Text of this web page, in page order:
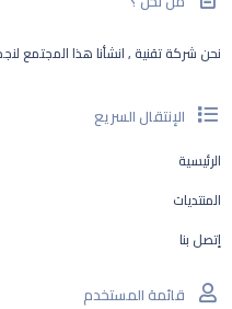
نحن شركة تقنية , انشأنا هذا المجتمع
الإنتقال السريع
الرئيسية
المنتديات
إتصل بنا
قائمة المستخدم